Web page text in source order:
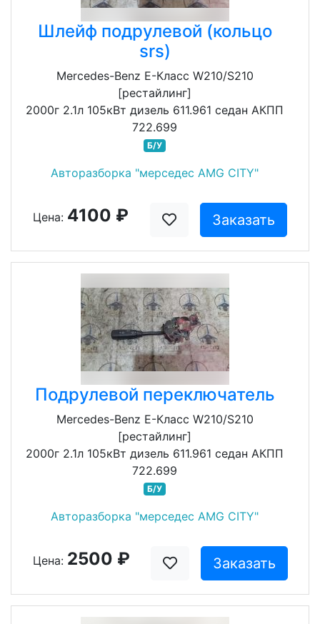
Шлейф подрулевой (кольцо
srs)
Mercedes-Benz E-Класс W210/S210
[рестайлинг]
2000г 2.1л 105кВт дизель 611.961 седан АКПП
722.699
Б/У
Авторазборка "мерседес AMG CITY"
Цена: 4100 ₽ Заказать
Подрулевой переключатель
Mercedes-Benz E-Класс W210/S210
[рестайлинг]
2000г 2.1л 105кВт дизель 611.961 седан АКПП
722.699
Б/У
Авторазборка "мерседес AMG CITY"
Цена: 2500 ₽ Заказать